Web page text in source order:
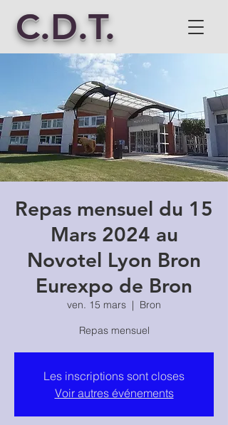
C.D.T.
Repas mensuel du 15
Mars 2024 au
Novotel Lyon Bron
Eurexpo de Bron
ven. 15 mars
  |
Bron
Repas mensuel
Les inscriptions sont closes
Voir autres événements